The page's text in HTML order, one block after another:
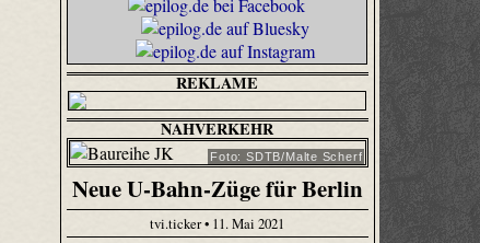
REKLAME
NAHVERKEHR
Foto: SDTB/Malte Scherf
Neue U-Bahn-Züge für Berlin
tvi.ticker • 11. Mai 2021